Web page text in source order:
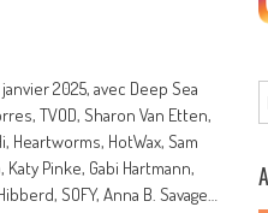
2025, avec Deep Sea
TVOD, Sharon Van Etten,
Heartworms, HotWax, Sam
Pinke, Gabi Hartmann,
SOFY, Anna B. Savage…